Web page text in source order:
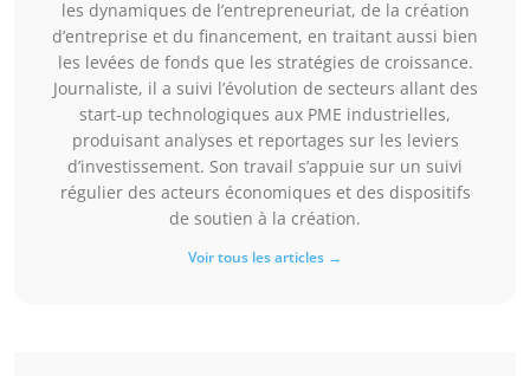
les dynamiques de l’entrepreneuriat, de la création
d’entreprise et du financement, en traitant aussi bien
les levées de fonds que les stratégies de croissance.
Journaliste, il a suivi l’évolution de secteurs allant des
start-up technologiques aux PME industrielles,
produisant analyses et reportages sur les leviers
d’investissement. Son travail s’appuie sur un suivi
régulier des acteurs économiques et des dispositifs
de soutien à la création.
Voir tous les articles →